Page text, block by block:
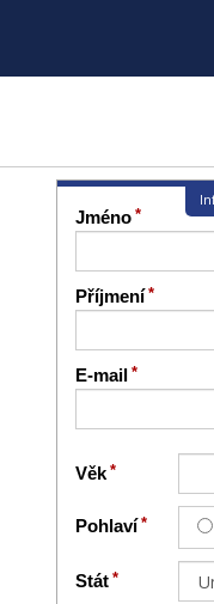
Jméno
Příjmení
E-mail
Věk
Pohlaví
Stát